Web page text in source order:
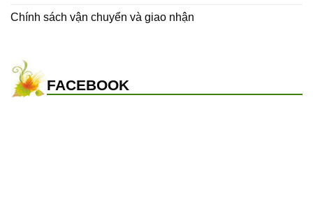
Chính sách vận chuyển và giao nhận
FACEBOOK